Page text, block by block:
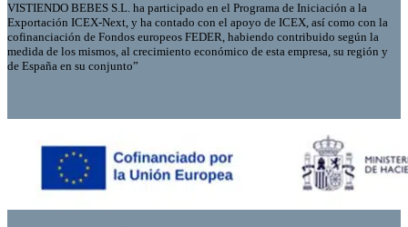
VISTIENDO BEBES S.L. ha participado en el Programa de Iniciación a la
Exportación ICEX-Next, y ha contado con el apoyo de ICEX, así como con la
cofinanciación de Fondos europeos FEDER, habiendo contribuido según la
medida de los mismos, al crecimiento económico de esta empresa, su región y
de España en su conjunto”